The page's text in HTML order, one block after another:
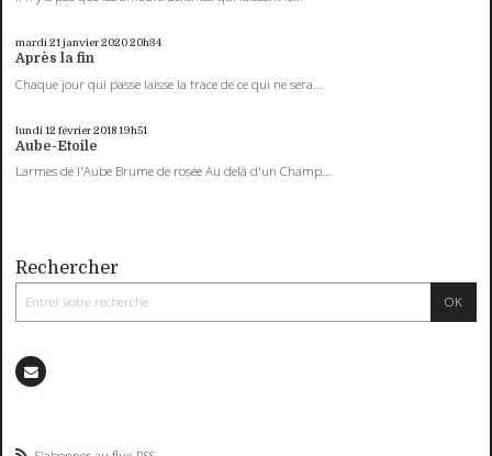
mardi 21janvier 202020h34
Après la fin
Chaque jour qui passe laisse la trace de ce qui ne sera...
lundi 12 février 201819h51
Aube-Etoile
Larmes de l'Aube Brume de rosée Au delà d'un Champ...
Rechercher